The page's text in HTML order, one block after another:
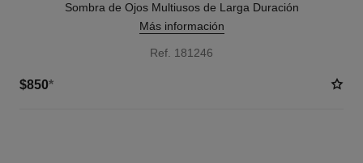
Sombra de Ojos Multiusos de Larga Duración
Más información
Ref. 181246
$850*